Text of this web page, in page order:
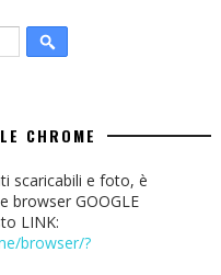
CHROME
scaricabili e foto, è
browser GOOGLE
LINK:
browser/?